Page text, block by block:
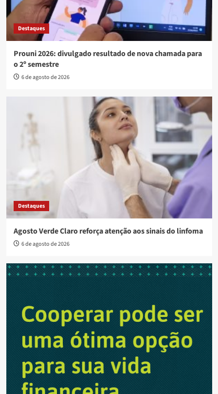
Destaques
Prouni 2026: divulgado resultado de nova chamada para
o 2º semestre
6 de agosto de 2026
Destaques
Agosto Verde Claro reforça atenção aos sinais do linfoma
6 de agosto de 2026